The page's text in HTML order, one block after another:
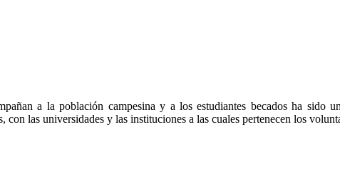
a la población campesina y a los estudiantes becados ha sido
las universidades y las instituciones a las cuales pertenecen los